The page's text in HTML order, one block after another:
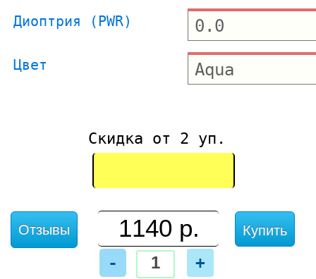
Диоптрия (PWR)
Цвет
Скидка от 2 уп.
Отзывы
- +
Купить